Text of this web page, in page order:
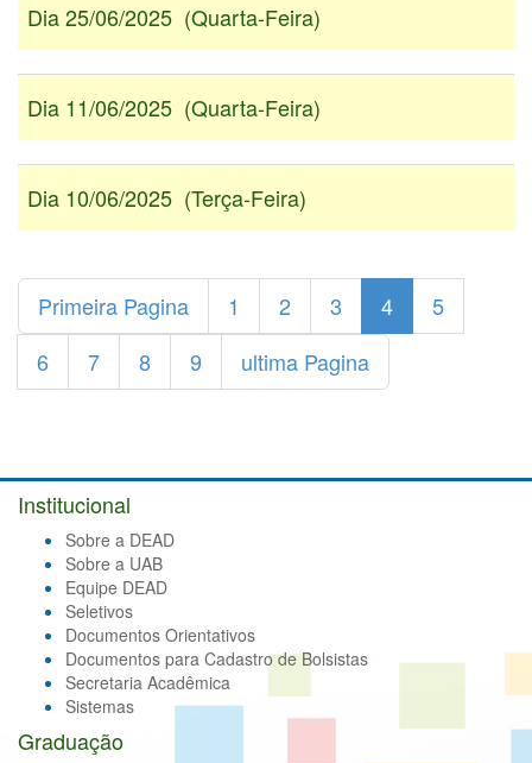
Dia 25/06/2025 (Quarta-Feira)
Dia 11/06/2025 (Quarta-Feira)
Dia 10/06/2025 (Terça-Feira)
Primeira Pagina 1 2 3 4
5
6
7 8 9 ultima Pagina
Institucional
Sobre a DEAD
Sobre a UAB
Equipe DEAD
Seletivos
Documentos Orientativos
Documentos para Cadastro de Bolsistas
Secretaria Acadêmica
Sistemas
Graduação